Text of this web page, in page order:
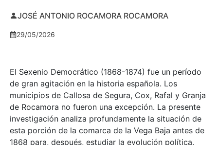
JOSÉ ANTONIO ROCAMORA ROCAMORA
29/05/2026
El Sexenio Democrático (1868-1874) fue un período
de gran agitación en la historia española. Los
municipios de Callosa de Segura, Cox, Rafal y Granja
de Rocamora no fueron una excepción. La presente
investigación analiza profundamente la situación de
esta porción de la comarca de la Vega Baja antes de
1868 para, después, estudiar la evolución política,